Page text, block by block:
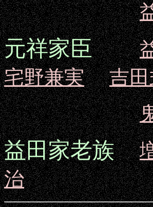
元祥家臣
宅野兼実
吉
益田家老族
治